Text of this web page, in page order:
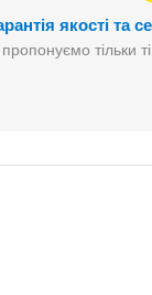
якості та
тільки